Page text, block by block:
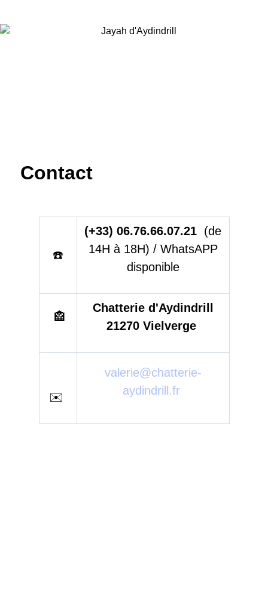
Contact
☎️
(+33) 06.76.66.07.21 (de
14H à 18H) / WhatsAPP
disponible
🏤
Chatterie d'Aydindrill
21270 Vielverge
✉️
valerie@chatterie-
aydindrill.fr